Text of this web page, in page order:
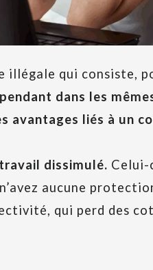
illégale qui consiste,
dans les
avantages liés à un
dissimulé.
aucune
qui perd des